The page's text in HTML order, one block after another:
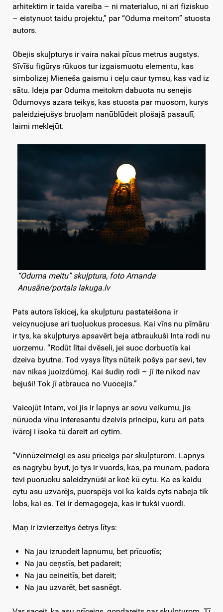
arhitektim ir taida vareiba – ni materialuo, ni ari fiziskuo
– eistynuot taidu projektu,” par “Oduma meitom” stuosta
autors.
Obejis skuļpturys ir vaira nakai pīcus metrus augstys.
Sīvīšu figūrys rūkuos tur izgaismuotu elementu, kas
simbolizej Mieneša gaismu i ceļu caur tymsu, kas vad iz
sātu. Ideja par Oduma meitokm dabuota nu senejis
Odumovys azara teikys, kas stuosta par muosom, kurys
paleidziejušys bruoļam nanūblūdeit plošajā pasaulī,
laimi meklejūt.
“Oduma meitu” skuļptura, foto Amanda
Anusāne/portals lakuga.lv
Pats autors īskicej, ka skuļpturu pastateišona ir
veicynuojuse ari tuoļuokus procesus. Kai vīns nu pīmāru
ir tys, ka skuļpturys apsavērt beja atbraukuši Inta rodi nu
uorzemu. “Rodūt lītai dvēseli, jei suoc dorbuotīs kai
dzeiva byutne. Tod vysys lītys nūteik pošys par sevi, tev
nav nikas juoizdūmoj. Kai šudiņ rodi – jī ite nikod nav
bejuši! Tok jī atbrauca no Vuocejis.”
Vaicojūt Intam, voi jis ir lapnys ar sovu veikumu, jis
nūruoda vīnu interesantu dzeivis principu, kuru ari pats
īvāroj i īsoka tū dareit ari cytim.
“Vīnnūzeimeigi es asu prīceigs par skuļpturom. Lapnys
es nagrybu byut, jo tys ir vuords, kas, pa munam, padora
tevi puoruoku saleidzynūši ar koč kū cytu. Ka es kaidu
cytu asu uzvarējs, puorspējs voi ka kaids cyts nabeja tik
lobs, kai es. Tei ir demagogeja, kas ir tukši vuordi.
Maņ ir izvierzeitys četrys lītys:
Na jau izruodeit lapnumu, bet prīcuotīs;
Na jau ceņstīs, bet padareit;
Na jau ceineitīs, bet dareit;
Na jau uzvarēt, bet sasnēgt.